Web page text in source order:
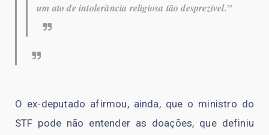
um ato de intolerância religiosa tão desprezível.”
O ex-deputado afirmou, ainda, que o ministro do
STF pode não entender as doações, que definiu